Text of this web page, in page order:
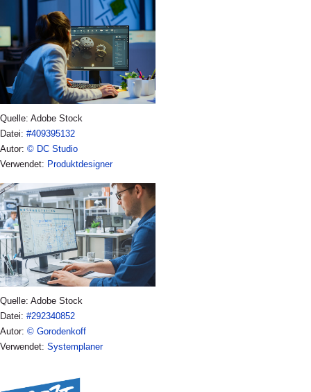
Quelle: Adobe Stock
Datei: #409395132
Autor: © DC Studio
Verwendet: Produktdesigner
Quelle: Adobe Stock
Datei: #292340852
Autor: © Gorodenkoff
Verwendet: Systemplaner